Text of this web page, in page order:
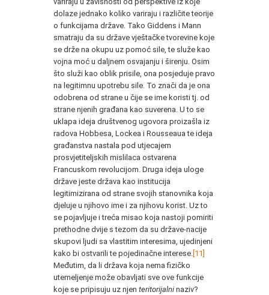
dolaze jednako koliko variraju i različite teorije
o funkcijama države. Tako Giddens i Mann
smatraju da su države vještačke tvorevine koje
se drže na okupu uz pomoć sile, te služe kao
vojna moć u daljnem osvajanju i širenju. Osim
što služi kao oblik prisile, ona posjeduje pravo
na legitimnu upotrebu sile. To znači da je ona
odobrena od strane u čije se ime koristi tj. od
strane njenih građana kao suverena. U to se
uklapa ideja društvenog ugovora proizašla iz
radova Hobbesa, Lockea i Rousseaua te ideja
građanstva nastala pod utjecajem
prosvjetiteljskih mislilaca ostvarena
Francuskom revolucijom. Druga ideja uloge
države jeste država kao institucija
legitimizirana od strane svojih stanovnika koja
djeluje u njihovo ime i za njihovu korist. Uz to
se pojavljuje i treća misao koja nastoji pomiriti
prethodne dvije s tezom da su države-nacije
skupovi ljudi sa vlastitim interesima, ujedinjeni
kako bi ostvarili te pojedinačne interese. [11]
Međutim, da li država koja nema fizičko
utemeljenje može obavljati sve ove funkcije
koje se pripisuju uz njen teritorijalni naziv?